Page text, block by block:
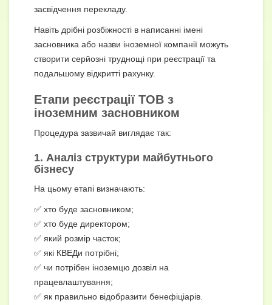
засвідчення перекладу.
Навіть дрібні розбіжності в написанні імені
засновника або назви іноземної компанії можуть
створити серйозні труднощі при реєстрації та
подальшому відкритті рахунку.
Етапи реєстрації ТОВ з
іноземним засновником
Процедура зазвичай виглядає так:
1. Аналіз структури майбутнього
бізнесу
На цьому етапі визначають:
✅ хто буде засновником;
✅ хто буде директором;
✅ який розмір часток;
✅ які КВЕДи потрібні;
✅ чи потрібен іноземцю дозвіл на
працевлаштування;
✅ як правильно відобразити бенефіціарів.